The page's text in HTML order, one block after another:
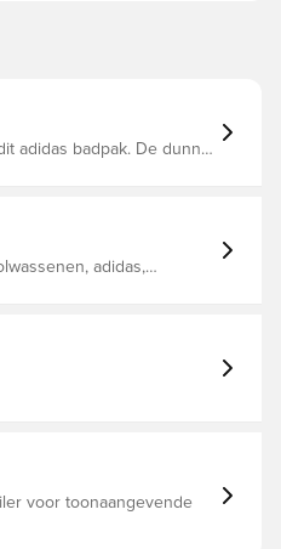
adidas badpak. De dunne
Gerecycled) / Voering:
Chloorbestendig
adidas,
voor toonaangevende